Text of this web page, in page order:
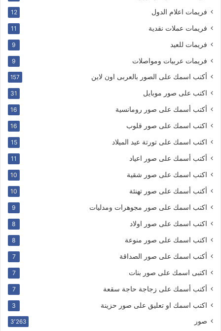
فريمات اعلام الدول 12
فريمات عملات نقدية 11
فريمات للعيد 9
فريمات عربيات ومواصلات 9
أكتب اسمك على الصور بالعربى اون لاين 157
اكتب على صور موبايل 31
أكتب أسمك على صور رومانسية 16
اكتب اسمك على صور قلوب 16
اكتب اسمك على تورتة عيد الميلاد 15
أكتب أسمك على صور اعياد 11
اكتب اسمك على صور شقية 10
أكتب أسمك على صور تهنئة 10
اكتب اسمك على صور مجوهرات ومدليات 9
اكتب اسمك على صور اولاد 8
اكتب اسمك على صور منوعة 8
أكتب اسمك على صور الصداقة 7
اكتبى اسمك على صور بنات 7
أكتب أسمك على زجاجة حاجة سقعة 7
اكتب اسمك او تعليق على صور حزينة 3
صور 3٬263